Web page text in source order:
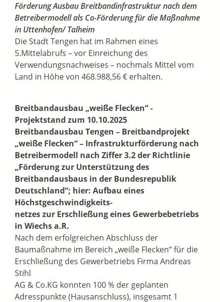
Förderung Ausbau Breitbandinfrastruktur nach dem
Betreibermodell als Co-Förderung für die Maßnahme
in Uttenhofen/ Talheim
Die Stadt Tengen hat im Rahmen eines
5.Mittelabrufs – vor Einreichung des
Verwendungsnachweises – nochmals Mittel vom
Land in Höhe von 468.988,56 € erhalten.
Breitbandausbau „weiße Flecken“ -
Projektstand zum 10.10.2025
Breitbandausbau Tengen – Breitbandprojekt
„weiße Flecken“ – Infrastrukturförderung nach
Betreibermodell nach Ziffer 3.2 der Richtlinie
„Förderung zur Unterstützung des
Breitbandausbaus in der Bundesrepublik
Deutschland“; hier: Aufbau eines
Höchstgeschwindigkeits-
netzes zur Erschließung eines Gewerbebetriebs
in Wiechs a.R.
Nach dem erfolgreichen Abschluss der
Baumaßnahme im Bereich „weiße Flecken“ für die
Erschließung des Gewerbetriebs Firma Andreas
Stihl
AG & Co.KG konnten 100 % der geplanten
Adresspunkte (Hausanschluss), insgesamt 1